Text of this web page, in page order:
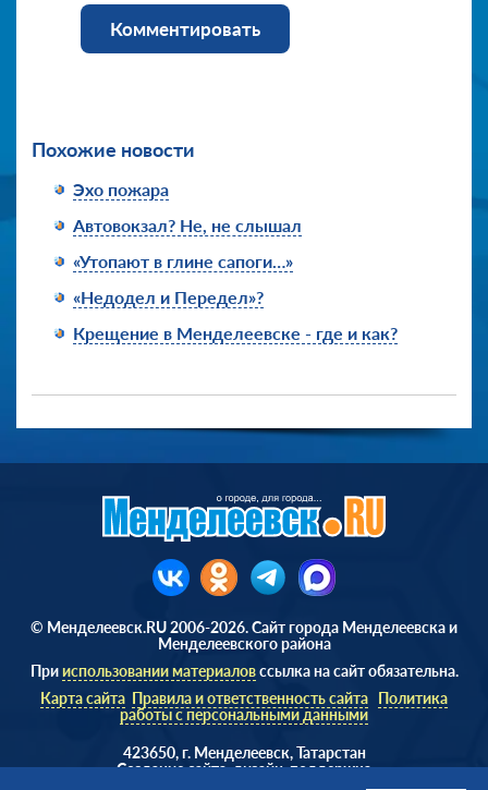
Комментировать
Похожие новости
Эхо пожара
Автовокзал? Не, не слышал
«Утопают в глине сапоги…»
«Недодел и Передел»?
Крещение в Менделеевске - где и как?
© Менделеевск.RU 2006-2026. Сайт города Менделеевска и
Менделеевского района
Прииспользовании материаловссылка на сайт обязательна.
Карта сайта Правила и ответственность сайта Политика
работы с персональными данными
423650, г. Менделеевск, Татарстан
Cоздание сайта, дизайн, поддержка